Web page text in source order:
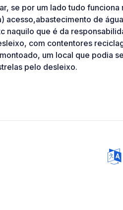
se por um lado tudo funciona
acesso,abastecimento de
naquilo que é da
com contentores
um local que podia
pelo desleixo.